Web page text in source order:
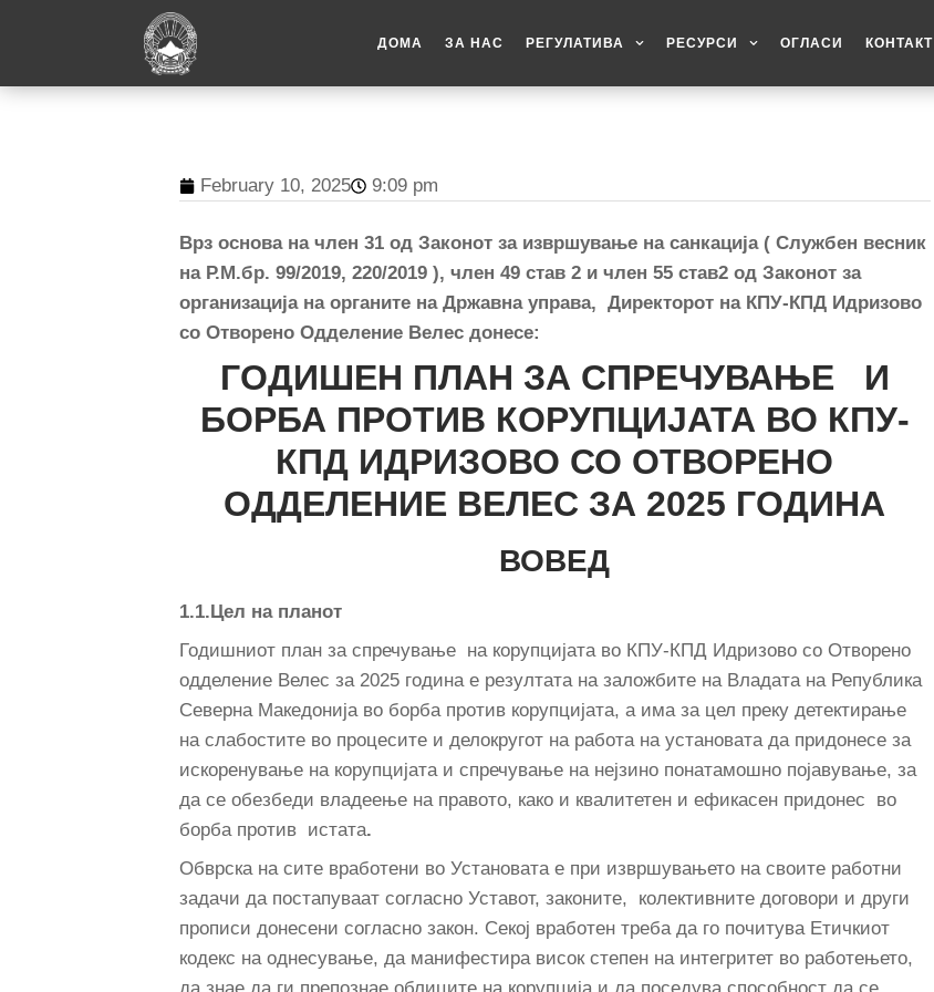
ДОМА ЗА НАС РЕГУЛАТИВА РЕСУРСИ ОГЛАСИ КОНТАКТ
February 10, 2025 9:09 pm
Врз основа на член 31 од Законот за извршување нaсанкација ( Службен весник
на Р.М.бр. 99/2019, 220/2019 ), член 49 став 2 и член 55 став2 од Законот за
организација на органите на Државна управа, Директорот на КПУ-КПД Идризово
со Отворено Одделение Велес донесе:
ГОДИШЕН ПЛАН ЗА СПРЕЧУВАЊЕ И
БОРБА ПРОТИВ КОРУПЦИЈАТА ВО КПУ-
КПД ИДРИЗОВО СО ОТВОРЕНО
ОДДЕЛЕНИЕ ВЕЛЕС ЗА 2025 ГОДИНА
ВОВЕД
1.1.Цел на планот
Годишниот план за спречување на корупцијата во КПУ-КПД Идризово со Отворено
одделение Велес за 2025 година е резултата на заложбите на Владата на Република
Северна Македонија во борба против корупцијата, а има за цел преку детектирање
на слабостите во процесите и делокругот на работа на установата да придонесе за
искоренување на корупцијата и спречување на нејзино понатамошно појавување, за
да се обезбеди владеење на правото, како и квалитетен и ефикасен придонес во
борба против истата.
Обврска на сите вработени во Установата е при извршувањето на своите работни
задачи да постапуваат согласно Уставот, законите, колективните договори и други
прописи донесени согласно закон. Секој вработен треба да го почитува Етичкиот
кодекс на однесување, да манифестира висок степен на интегритет во работењето,